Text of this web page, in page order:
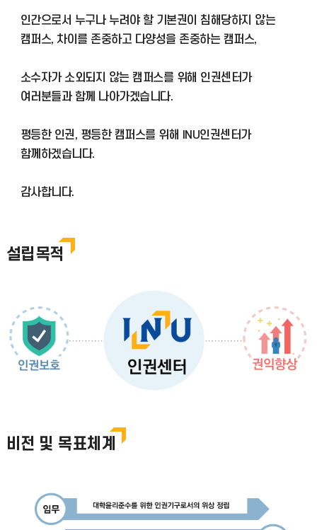
인간으로서 누구나 누려야 할 기본권이 침해당하지 않는
캠퍼스, 차이를 존중하고 다양성을 존중하는 캠퍼스,
소수자가 소외되지 않는 캠퍼스를 위해 인권센터가
여러분들과 함께 나아가겠습니다.
평등한 인권, 평등한 캠퍼스를 위해 INU인권센터가
함께하겠습니다.
감사합니다.
설립목적
비전 및 목표체계